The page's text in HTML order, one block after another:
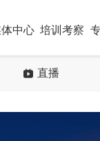
中心 培训考察
直播